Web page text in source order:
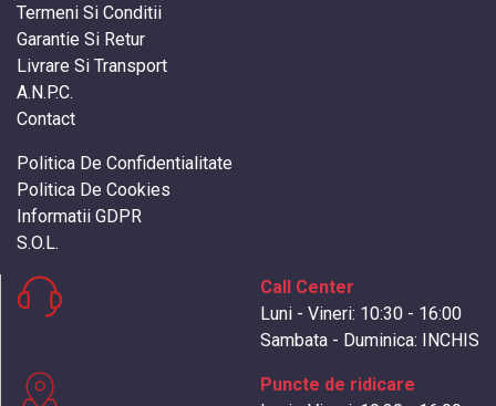
Termeni Si Conditii
Garantie Si Retur
Livrare Si Transport
A.N.P.C.
Contact
Politica De Confidentialitate
Politica De Cookies
Informatii GDPR
S.O.L.
Call Center
Luni - Vineri: 10:30 - 16:00
Sambata - Duminica: INCHIS
Puncte de ridicare